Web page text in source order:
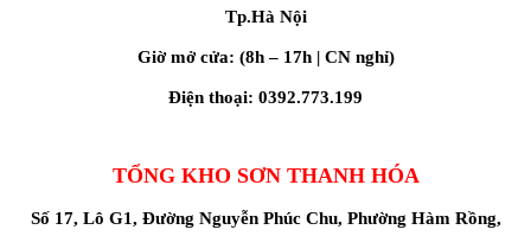
Tp.Hà Nội
Giờ mở cửa: (8h – 17h | CN nghỉ)
Điện thoại: 0392.773.199
TỔNG KHO SƠN THANH HÓA
Số 17, Lô G1, Đường Nguyễn Phúc Chu, Phường Hàm Rồng,